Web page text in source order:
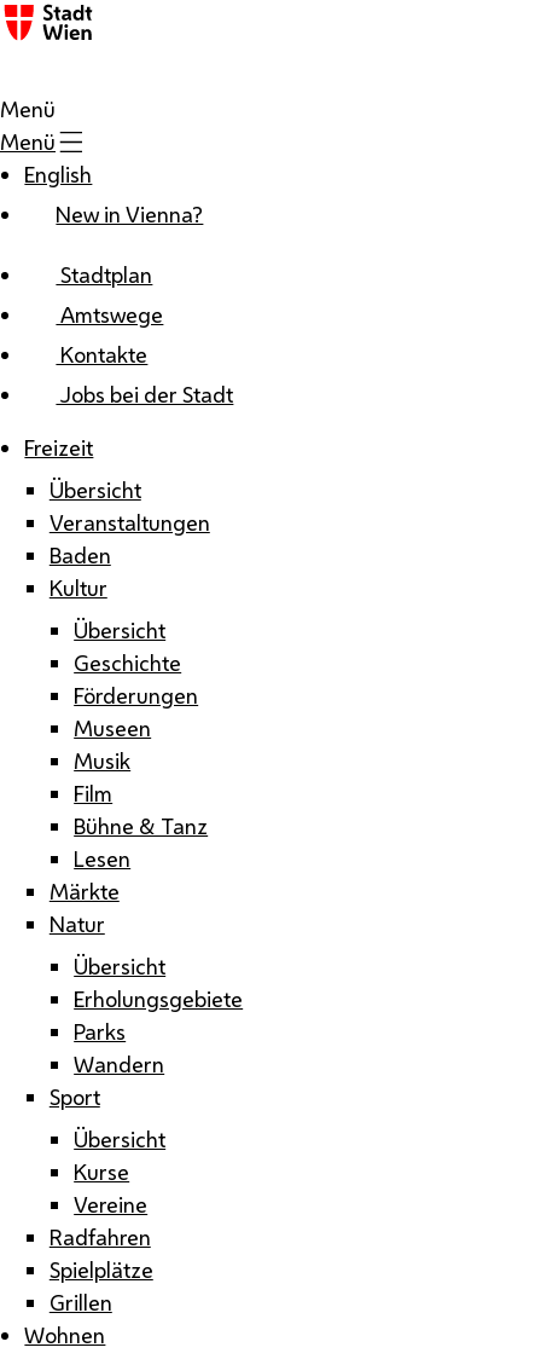
Zum Inhalt
Menü
Menü
English
New in Vienna?
Stadtplan
Amtswege
Kontakte
Jobs bei der Stadt
Freizeit
Übersicht
Veranstaltungen
Baden
Kultur
Übersicht
Geschichte
Förderungen
Museen
Musik
Film
Bühne & Tanz
Lesen
Märkte
Natur
Übersicht
Erholungsgebiete
Parks
Wandern
Sport
Übersicht
Kurse
Vereine
Radfahren
Spielplätze
Grillen
Wohnen